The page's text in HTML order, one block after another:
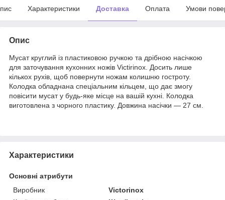
Характеристики Доставка Оплата Умови
Опис
Мусат круглий із пластиковою ручкою та дрібною насічкою
для заточування кухонних ножів Victirinox. Досить лише
кількох рухів, щоб повернути ножам колишню гостроту.
Колодка обладнана спеціальним кільцем, що дає змогу
повісити мусат у будь-яке місце на вашій кухні. Колодка
виготовлена з чорного пластику. Довжина насічки — 27 см.
Характеристики
Основні атрибути
Виробник
Victorinox